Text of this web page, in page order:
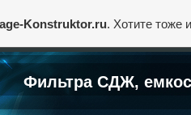
Фильтра СДЖ,
Konstruktor.ru. Хотите тоже